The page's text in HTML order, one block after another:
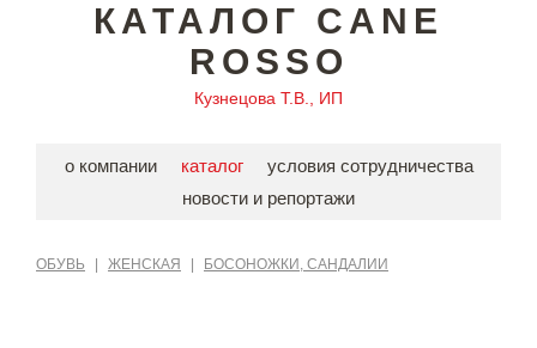
КАТАЛОГ CANE
ROSSO
Кузнецова Т.В., ИП
о компании каталог
условия сотрудничества
новости и репортажи
ОБУВЬ ЖЕНСКАЯ БОСОНОЖКИ, САНДАЛИИ